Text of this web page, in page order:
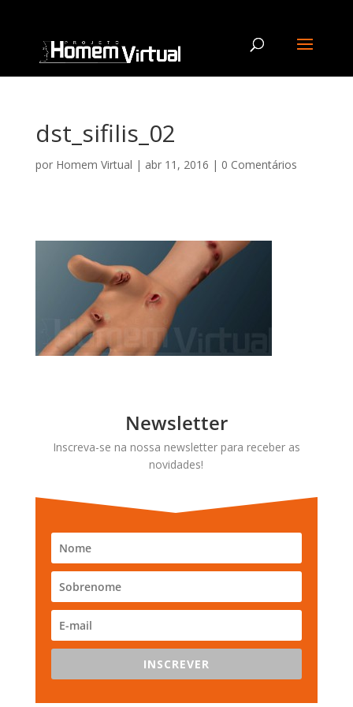
dst_sifilis_02
por Homem Virtual | abr 11, 2016 | 0 Comentários
Newsletter
Inscreva-se na nossa newsletter para receber as
novidades!
INSCREVER